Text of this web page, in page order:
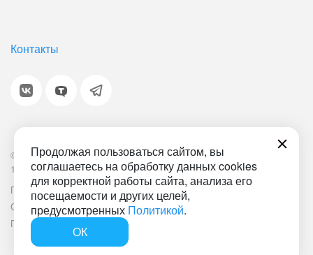
Продолжая пользоваться сайтом, вы
соглашаетесь на обработку данных cookies
для корректной работы сайта, анализа его
посещаемости и других целей,
предусмотренных Политикой.
ОК
Контакты
© 2001-2026 «Битрикс», «1С-Битрикс». Работает на
1С-Битрикс: Управление сайтом.
Политика обработки персональных данных Наша ИТ-деятельность
Соглашение об использовании сайта Документ СОУТ
План мероприятий по улучшению условий труда